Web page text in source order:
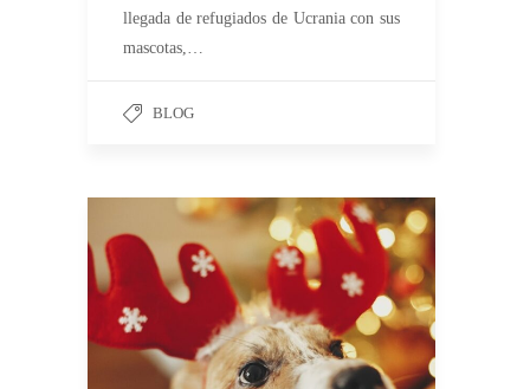
llegada de refugiados de Ucrania con sus
mascotas,…
BLOG